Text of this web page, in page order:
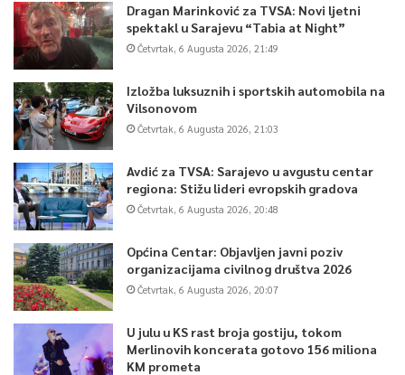
Dragan Marinković za TVSA: Novi ljetni
spektakl u Sarajevu “Tabia at Night”
Četvrtak, 6 Augusta 2026, 21:49
Izložba luksuznih i sportskih automobila na
Vilsonovom
Četvrtak, 6 Augusta 2026, 21:03
Avdić za TVSA: Sarajevo u avgustu centar
regiona: Stižu lideri evropskih gradova
Četvrtak, 6 Augusta 2026, 20:48
Općina Centar: Objavljen javni poziv
organizacijama civilnog društva 2026
Četvrtak, 6 Augusta 2026, 20:07
U julu u KS rast broja gostiju, tokom
Merlinovih koncerata gotovo 156 miliona
KM prometa